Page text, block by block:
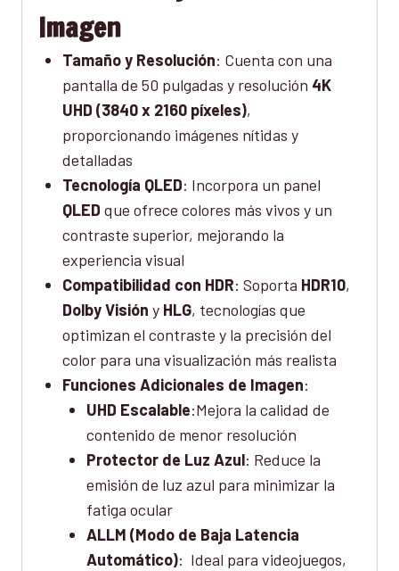
Imagen
Tamaño y Resolución: Cuenta con una
pantalla de 50 pulgadas y resolución 4K
UHD (3840 x 2160 píxeles),
proporcionando imágenes nítidas y
detalladas
Tecnología QLED: Incorpora un panel
QLED que ofrece colores más vivos y un
contraste superior, mejorando la
experiencia visual
Compatibilidad con HDR: Soporta HDR10,
Dolby Visión y HLG, tecnologías que
optimizan el contraste y la precisión del
color para una visualización más realista
Funciones Adicionales de Imagen:
UHD Escalable:Mejora la calidad de
contenido de menor resolución
Protector de Luz Azul: Reduce la
emisión de luz azul para minimizar la
fatiga ocular
ALLM (Modo de Baja Latencia
Automático): Ideal para videojuegos,